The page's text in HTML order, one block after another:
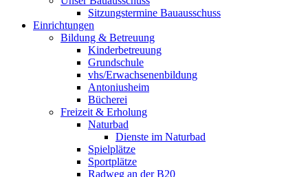
Sitzungstermine Bauausschuss
Einrichtungen
Bildung & Betreuung
Kinderbetreuung
Grundschule
vhs/Erwachsenenbildung
Antoniusheim
Bücherei
Freizeit & Erholung
Naturbad
Dienste im Naturbad
Spielplätze
Sportplätze
Radweg an der B20